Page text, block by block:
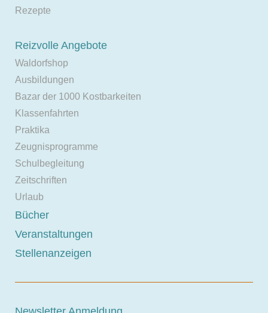
Rezepte
Reizvolle Angebote
Waldorfshop
Ausbildungen
Bazar der 1000 Kostbarkeiten
Klassenfahrten
Praktika
Zeugnisprogramme
Schulbegleitung
Zeitschriften
Urlaub
Bücher
Veranstaltungen
Stellenanzeigen